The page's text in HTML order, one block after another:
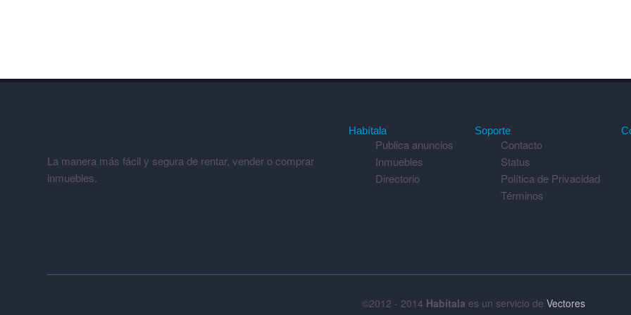
La manera más fácil y segura de rentar, vender o comprar
inmuebles.
Habítala
Publica anuncios
Inmuebles
Directorio
Soporte
Contacto
Status
Política de Privacidad
Términos
©2012 - 2014 Habítala es un servicio de Vectores